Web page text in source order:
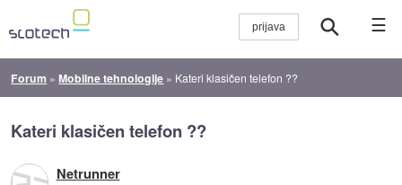
☰
Forum »Mobilne tehnologije » Kateri klasičen telefon ??
Kateri klasičen telefon ??
Netrunner